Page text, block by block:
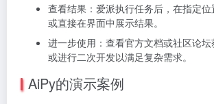
查看结果：爱派执行任务后，在指定
或直接在界面中展示结果。
进一步使用：查看官方文档或社区论坛
或进行二次开发以满足复杂需求。
AiPy的演示案例